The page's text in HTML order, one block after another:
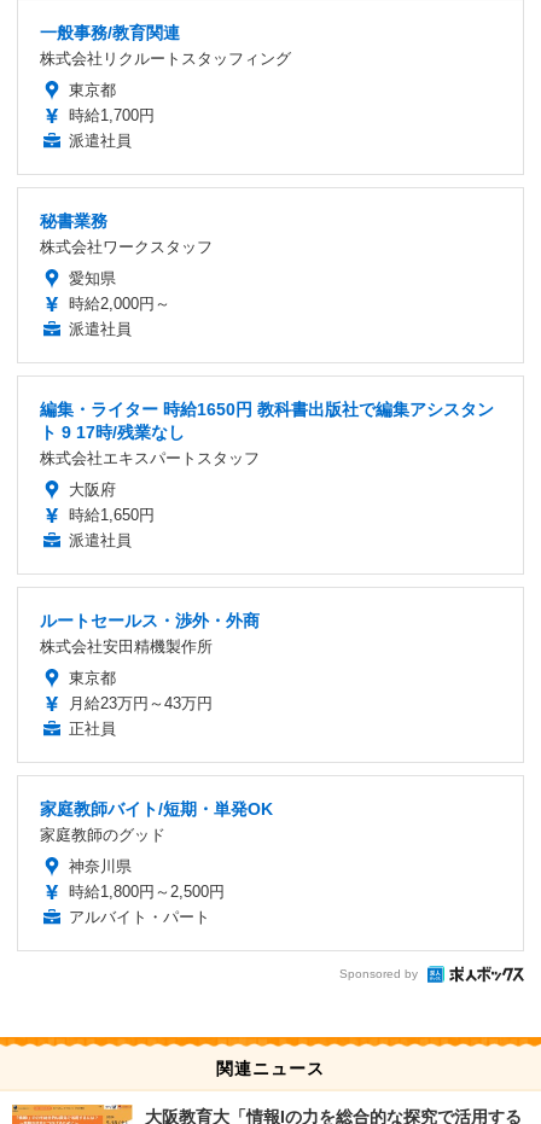
一般事務/教育関連
株式会社リクルートスタッフィング
東京都
時給1,700円
派遣社員
秘書業務
株式会社ワークスタッフ
愛知県
時給2,000円～
派遣社員
編集・ライター 時給1650円 教科書出版社で編集アシスタン
ト 9 17時/残業なし
株式会社エキスパートスタッフ
大阪府
時給1,650円
派遣社員
ルートセールス・渉外・外商
株式会社安田精機製作所
東京都
月給23万円～43万円
正社員
家庭教師バイト/短期・単発OK
家庭教師のグッド
神奈川県
時給1,800円～2,500円
アルバイト・パート
Sponsored by
関連ニュース
大阪教育大「情報Iの力を総合的な探究で活用する